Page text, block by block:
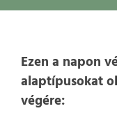
Ezen a napon
alaptípusokat
végére: